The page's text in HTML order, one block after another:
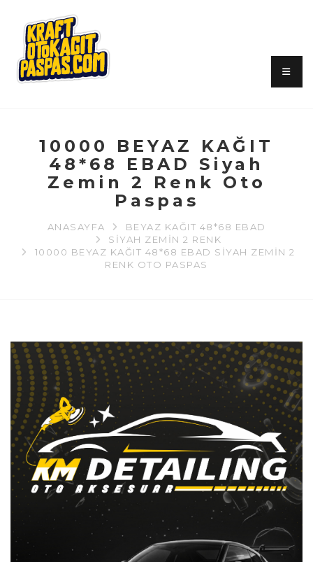
10000 BEYAZ KAĞIT
48*68 EBAD Siyah
Zemin 2 Renk Oto
Paspas
ANASAYFA
BEYAZ KAĞIT 48*68 EBAD
SIYAH ZEMIN 2 RENK
10000 BEYAZ KAĞIT 48*68 EBAD SIYAH ZEMIN 2
RENK OTO PASPAS